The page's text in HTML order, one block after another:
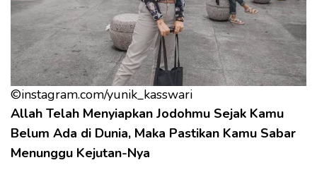
©instagram.com/yunik_kasswari
Allah Telah Menyiapkan Jodohmu Sejak Kamu
Belum Ada di Dunia, Maka Pastikan Kamu Sabar
Menunggu Kejutan-Nya